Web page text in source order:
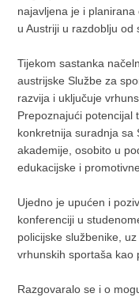
najavljena je i
u Austriji u razdoblju
Tijekom sastanka
austrijske Službe za
razvija i uključuje
Prepoznajući potencijal
konkretnija suradnja sa
akademije, osobito u
edukacijske i
Ujedno je upućen i
konferenciji u
policijske službenike,
vrhunskih sportaša kao
Razgovaralo se i o